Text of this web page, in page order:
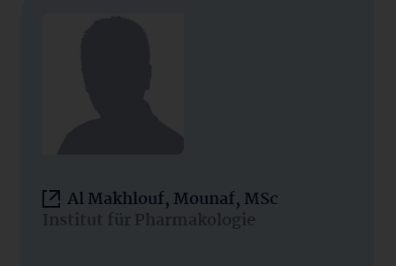
Al Makhlouf, Mounaf, MSc
Institut für Pharmakologie